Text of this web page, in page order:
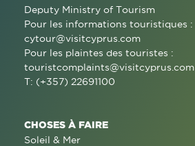
Deputy Ministry of Tourism
Pour les informations touristiques :
cytour@visitcyprus.com
Pour les plaintes des touristes :
touristcomplaints@visitcyprus.com
T: (+357) 22691100
CHOSES À FAIRE
Soleil & Mer